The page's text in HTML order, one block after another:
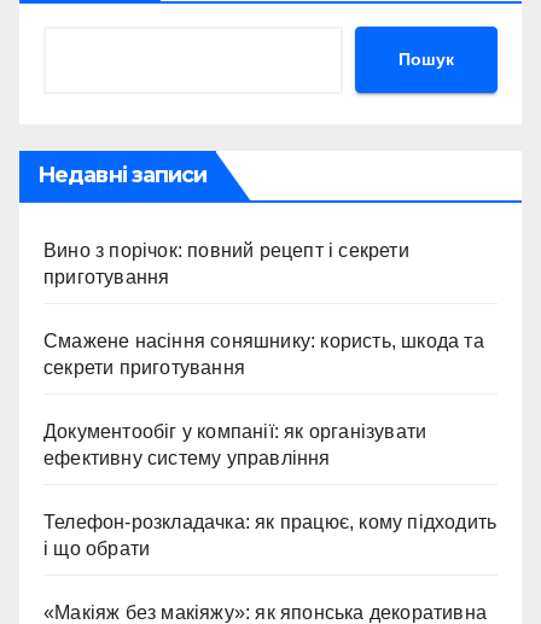
Пошук
Недавні записи
Вино з порічок: повний рецепт і секрети
приготування
Смажене насіння соняшнику: користь, шкода та
секрети приготування
Документообіг у компанії: як організувати
ефективну систему управління
Телефон-розкладачка: як працює, кому підходить
і що обрати
«Макіяж без макіяжу»: як японська декоративна